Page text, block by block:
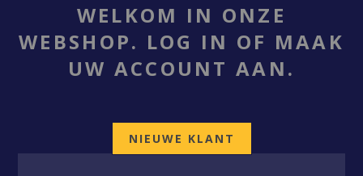
WELKOM IN ONZE
WEBSHOP. LOG IN OF MAAK
UW ACCOUNT AAN.
NIEUWE KLANT